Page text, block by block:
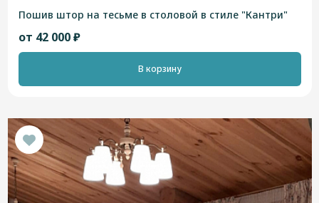
Пошив штор на тесьме в столовой в стиле "Кантри"
от 42 000 ₽
В корзину